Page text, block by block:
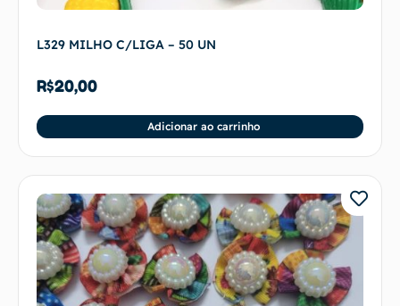
L329 MILHO C/LIGA – 50 UN
R$20,00
Adicionar ao carrinho